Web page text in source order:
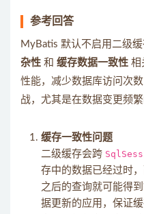
参考回答
MyBatis 默认不启用二级
杂性 和 缓存数据一致性 相
性能，减少数据库访问次
战，尤其是在数据变更频
缓存一致性问题
二级缓存会跨
存中的数据已经过时
之后的查询就可能得
据更新的应用，保证